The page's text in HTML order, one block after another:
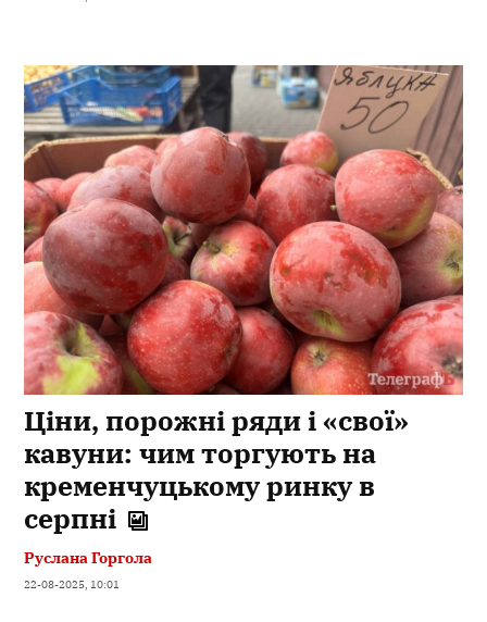
Ціни, порожні ряди і «свої»
кавуни: чим торгують на
кременчуцькому ринку в
серпні
Руслана Горгола
22-08-2025, 10:01